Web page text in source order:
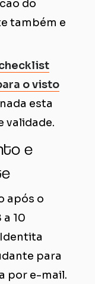
do
também e
o visto
esta
validade.
e
após o
10
para
por e-mail.